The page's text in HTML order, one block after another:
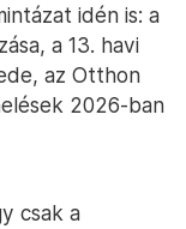
idén is: a
a 13. havi
az Otthon
2026-ban
csak a